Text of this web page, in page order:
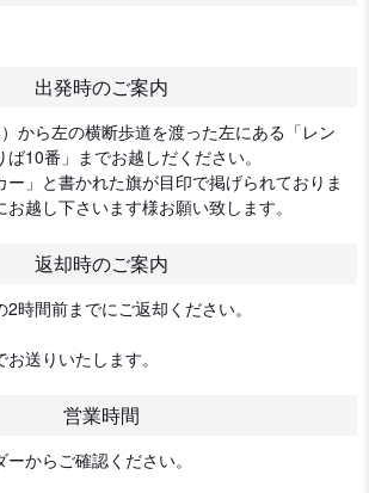
出発時のご案内
から左の横断歩道を渡った左にある「レン
10番」までお越しだください。
ー」と書かれた旗が目印で掲げられておりま
越し下さいます様お願い致します。
返却時のご案内
時間前までにご返却ください。
送りいたします。
営業時間
からご確認ください。